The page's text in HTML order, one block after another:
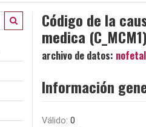
Código de la
medica (C_MCM1)
archivo de datos:
Información
Válido: 0